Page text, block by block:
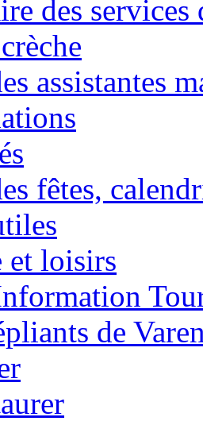
des services
assistantes
fêtes,
et loisirs
de